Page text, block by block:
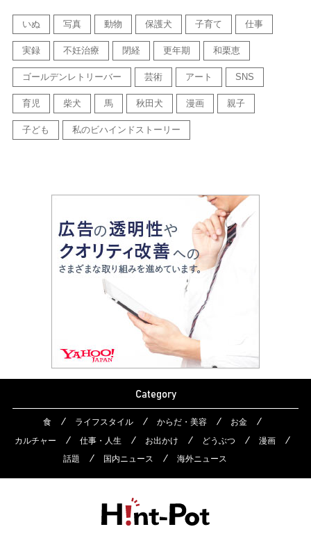
いぬ 写真 動物 保護犬 子育て 仕事
実録 不妊治療 閉経 更年期 和栗恵
ゴールデンレトリーバー 芸術 アート SNS
育児 柴犬 馬 秋田犬 漫画 親子
子ども 私のビハインドストーリー
Category
食 ライフスタイル からだ・美容
お金
カルチャー
仕事・人生 お出かけ どうぶつ
漫画
話題
国内ニュース 海外ニュース